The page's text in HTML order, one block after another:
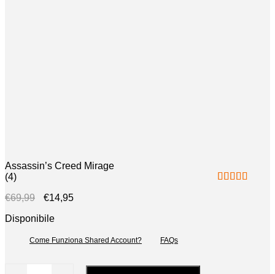
Assassin’s Creed Mirage
(4)
€69,99 €14,95
Disponibile
Come Funziona Shared Account? FAQs